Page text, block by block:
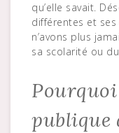
qu’elle savait.
différentes et
n’avons plus
sa scolarité ou
Pourquoi
publique